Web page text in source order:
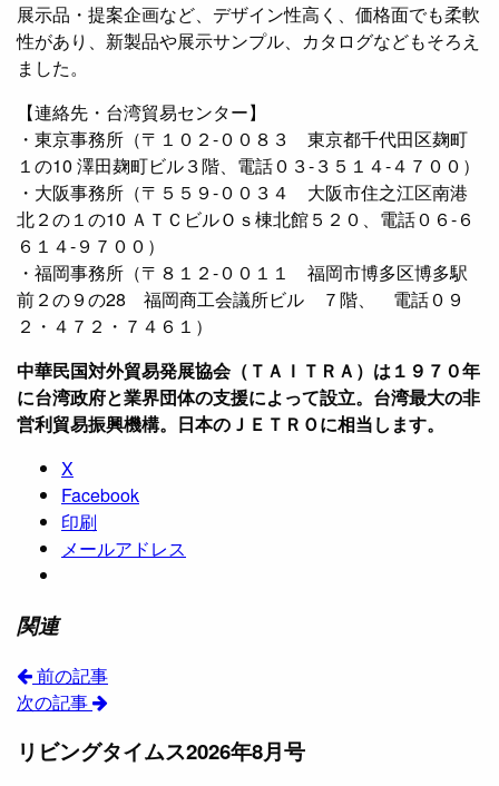
展示品・提案企画など、デザイン性高く、価格面でも柔軟
性があり、新製品や展示サンプル、カタログなどもそろえ
ました。
【連絡先・台湾貿易センター】
・東京事務所（〒１０２-００８３ 東京都千代田区麹町
１の10 澤田麹町ビル３階、電話０３-３５１４-４７００）
・大阪事務所（〒５５９-００３４ 大阪市住之江区南港
北２の１の10 ＡＴＣビルＯｓ棟北館５２０、電話０６-６
６１４-９７００）
・福岡事務所（〒８１２-００１１ 福岡市博多区博多駅
前２の９の28 福岡商工会議所ビル ７階、 電話０９
２・４７２・７４６１）
中華民国対外貿易発展協会（ＴＡＩＴＲＡ）は１９７０年
に台湾政府と業界団体の支援によって設立。台湾最大の非
営利貿易振興機構。日本のＪＥＴＲＯに相当します。
X
Facebook
印刷
メールアドレス
関連
前の記事
次の記事
リビングタイムス2026年8月号